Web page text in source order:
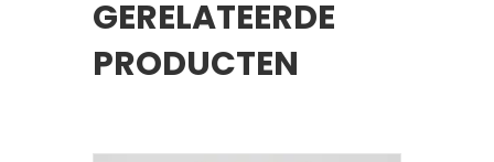
GERELATEERDE
PRODUCTEN